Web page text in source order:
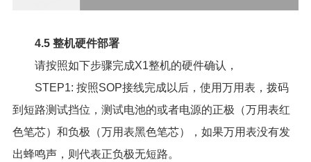
4.5 整机硬件部署
请按照如下步骤完成X1整机的硬件确认，
STEP1: 按照SOP接线完成以后，使用万用表，拨码
到短路测试挡位，测试电池的或者电源的正极（万用表红
色笔芯）和负极（万用表黑色笔芯），如果万用表没有发
出蜂鸣声，则代表正负极无短路。